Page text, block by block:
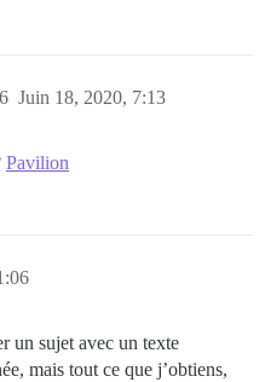
Juin 18, 2020, 7:13
6
Pavilion
un sujet avec un texte
mais tout ce que j’obtiens,